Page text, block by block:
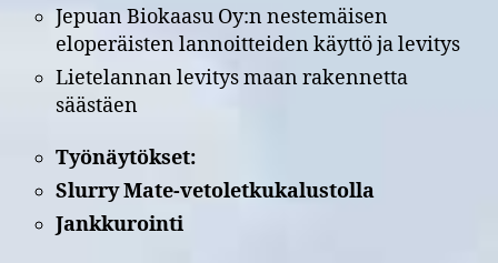
Jepuan Biokaasu Oy:n nestemäisen
eloperäisten lannoitteiden käyttö ja levitys
Lietelannan levitys maan rakennetta
säästäen
Työnäytökset:
Slurry Mate-vetoletkukalustolla
Jankkurointi